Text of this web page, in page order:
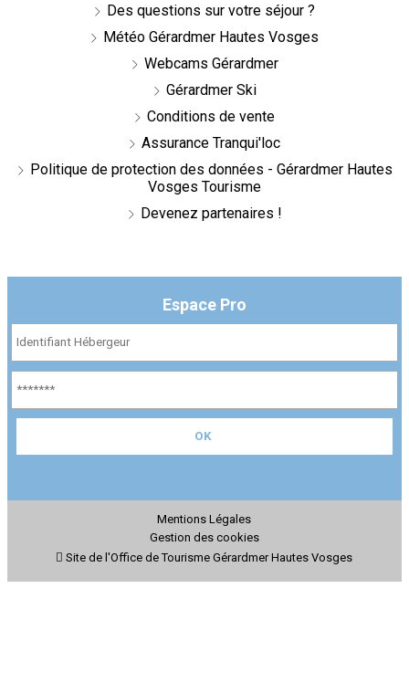
Des questions sur votre séjour ?
Météo Gérardmer Hautes Vosges
Webcams Gérardmer
Gérardmer Ski
Conditions de vente
Assurance Tranqui'loc
Politique de protection des données - Gérardmer Hautes
Vosges Tourisme
Devenez partenaires !
Espace Pro
Mentions Légales
Gestion des cookies
Site de l'Office de Tourisme Gérardmer Hautes Vosges